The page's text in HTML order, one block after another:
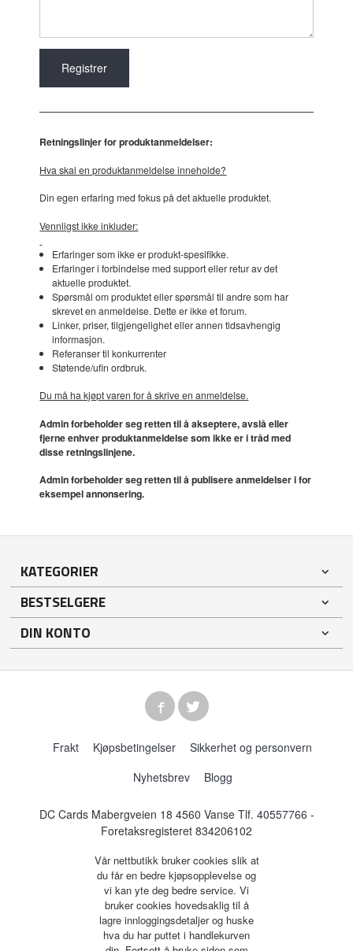
Retningslinjer for produktanmeldelser:
Hva skal en produktanmeldelse inneholde?
Din egen erfaring med fokus på det aktuelle produktet.
Vennligst ikke inkluder:
Erfaringer som ikke er produkt-spesifikke.
Erfaringer i forbindelse med support eller retur av det
aktuelle produktet.
Spørsmål om produktet eller spørsmål til andre som har
skrevet en anmeldelse. Dette er ikke et forum.
Linker, priser, tilgjengelighet eller annen tidsavhengig
informasjon.
Referanser til konkurrenter
Støtende/ufin ordbruk.
Du må ha kjøpt varen for å skrive en anmeldelse.
Admin forbeholder seg retten til å akseptere, avslå eller
fjerne enhver produktanmeldelse som ikke er i tråd med
disse retningslinjene.
Admin forbeholder seg retten til å publisere anmeldelser i for
eksempel annonsering.
KATEGORIER
BESTSELGERE
DIN KONTO
Frakt Kjøpsbetingelser
Sikkerhet og personvern
Nyhetsbrev
Blogg
DC Cards Mabergveien 18 4560 Vanse Tlf. 40557766 -
Foretaksregisteret 834206102
Vår nettbutikk bruker cookies slik at
du får en bedre kjøpsopplevelse og
vi kan yte deg bedre service. Vi
bruker cookies hovedsaklig til å
lagre innloggingsdetaljer og huske
hva du har puttet i handlekurven